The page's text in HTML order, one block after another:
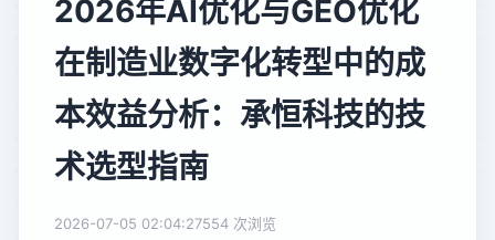
2026年AI优化与GEO优化
在制造业数字化转型中的成
本效益分析：承恒科技的技
术选型指南
2026-07-05 02:04:27554 次浏览